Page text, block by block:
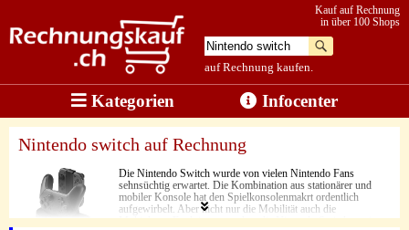
auf Rechnung kaufen.
Kauf auf Rechnung
in über 100 Shops
Kategorien Infocenter
Nintendo switch auf Rechnung
Die Nintendo Switch wurde von vielen Nintendo Fans
sehnsüchtig erwartet. Die Kombination aus stationärer und
mobiler Konsole hat den Spielkonsolenmakrt ordentlich
aufgewirbelt. Aber nicht nur die Mobilität auch die
Multiplayer-Funktionen machen die Nintendo Switch zu einem